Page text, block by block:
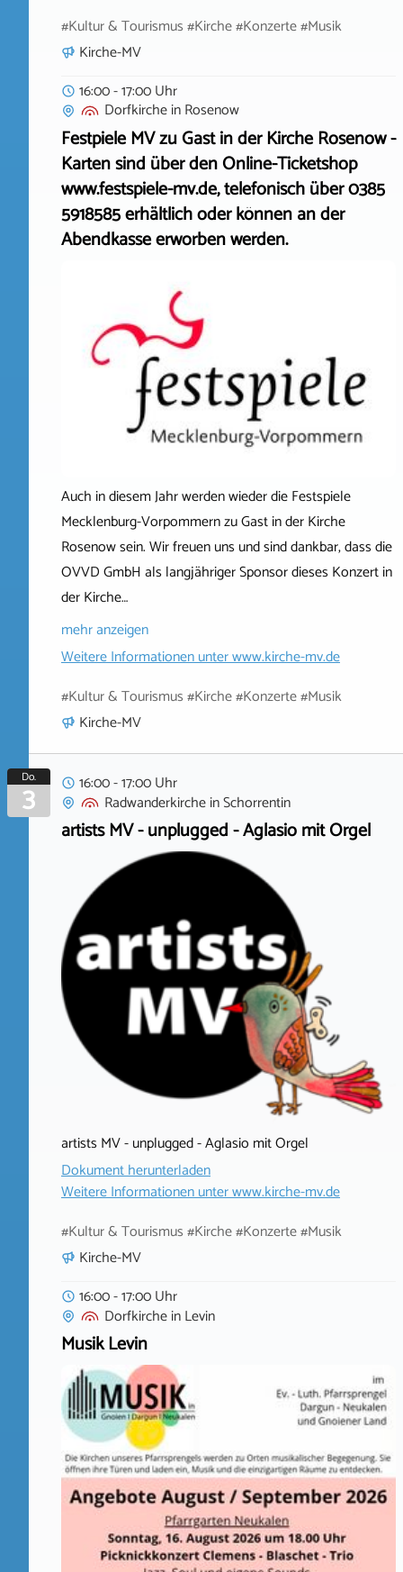
#Kultur & Tourismus #Kirche #Konzerte #Musik
Kirche-MV
16:00 - 17:00 Uhr
DorfkircheinRosenow
Festpiele MV zu Gast in der Kirche Rosenow -
Karten sind über den Online-Ticketshop
www.festspiele-mv.de, telefonisch über 0385
5918585 erhältlich oder können an der
Abendkasse erworben werden.
Auch in diesem Jahr werden wieder die Festspiele
Mecklenburg-Vorpommern zu Gast in der Kirche
Rosenow sein. Wir freuen uns und sind dankbar, dass die
OVVD GmbH als langjähriger Sponsor dieses Konzert in
der Kirche…
mehr anzeigen
Weitere Informationen unterwww.kirche-mv.de
#Kultur & Tourismus #Kirche #Konzerte #Musik
Kirche-MV
Do.
3
16:00 - 17:00 Uhr
RadwanderkircheinSchorrentin
artists MV - unplugged - Aglasio mit Orgel
artists MV - unplugged - Aglasio mit Orgel
Dokument herunterladen
Weitere Informationen unterwww.kirche-mv.de
#Kultur & Tourismus #Kirche #Konzerte #Musik
Kirche-MV
16:00 - 17:00 Uhr
DorfkircheinLevin
Musik Levin